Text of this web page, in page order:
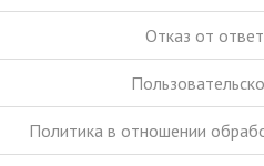
Отказ от
Политика в отношении